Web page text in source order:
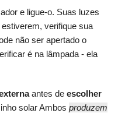
e ligue-o. Suas luzes
verifique sua
não ser apertado o
é na lâmpada - ela
antes de escolher
solar Ambos produzem